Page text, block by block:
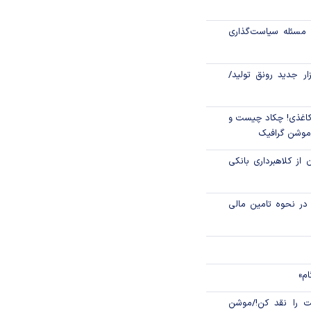
شدند؟
جدید مالیاتی برای
انتقال ارز
سیاست‌گذاری
جدید رونق تولید/
چکاد چیست و
گرافیک
کلاهبرداری بانکی
در نحوه تامین مالی
را نقد کن!/موشن